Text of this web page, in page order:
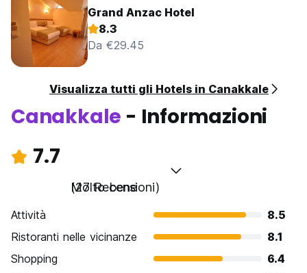
Grand Anzac Hotel
8.3
Da €29.45
Visualizza tutti gli Hotels in Canakkale
Canakkale - Informazioni
7.7
Molto bene
(27 Recensioni)
Attività
8.5
Ristoranti nelle vicinanze
8.1
Shopping
6.4